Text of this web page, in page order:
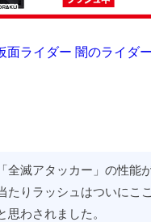
面ライダー 闇のライダ
「全滅アタッカー」の性能
たりラッシュはついにこ
思わされました。